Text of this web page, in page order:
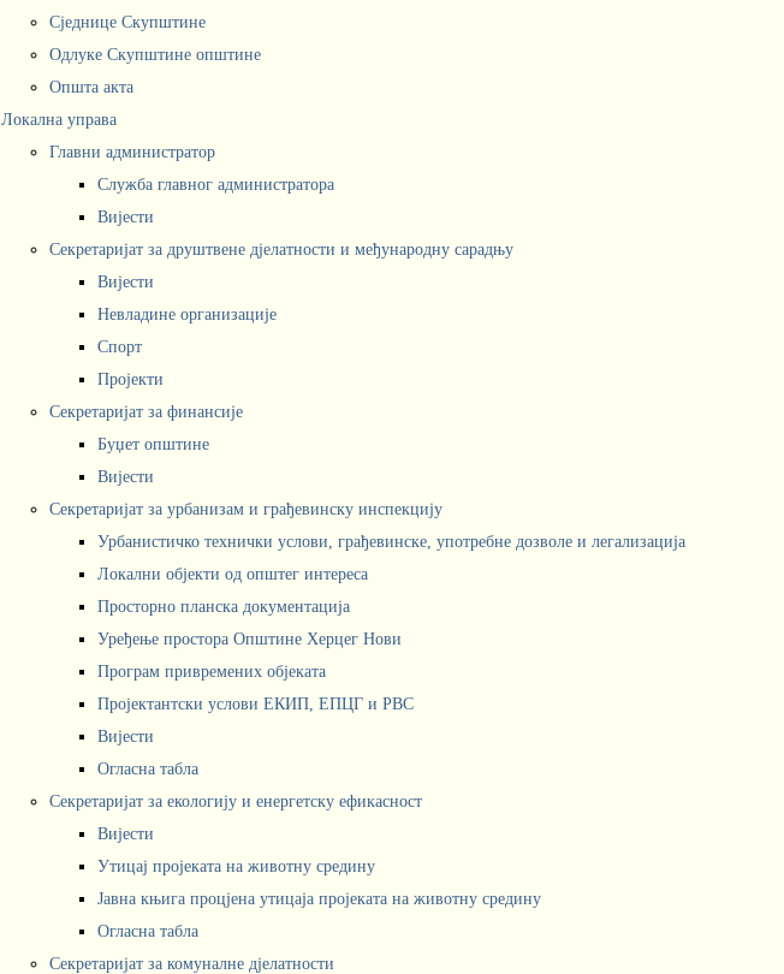
Сједнице Скупштине
Одлуке Скупштине општине
Општа акта
Локална управа
Главни администратор
Служба главног администратора
Вијести
Секретаријат за друштвене дјелатности и међународну сарадњу
Вијести
Невладине организације
Спорт
Пројекти
Секретаријат за финансије
Буџет општине
Вијести
Секретаријат за урбанизам и грађевинску инспекцију
Урбанистичко технички услови, грађевинске, употребне дозволе и легализација
Локални објекти од општег интереса
Просторно планска документација
Уређење простора Општине Херцег Нови
Програм привремених објеката
Пројектантски услови ЕКИП, ЕПЦГ и РВС
Вијести
Огласна табла
Секретаријат за екологију и енергетску ефикасност
Вијести
Утицај пројеката на животну средину
Јавна књига процјена утицаја пројеката на животну средину
Огласна табла
Секретаријат за комуналне дјелатности